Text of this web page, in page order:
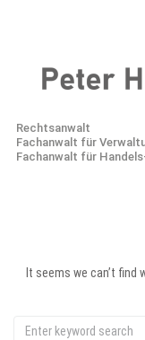
Rechtsanwalt
Fachanwalt für
Fachanwalt für
It seems we can’t find